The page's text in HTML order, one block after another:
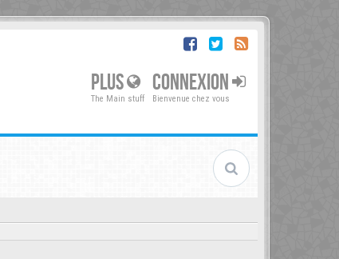
PLUS
The Main stuff
CONNEXION
Bienvenue chez vous